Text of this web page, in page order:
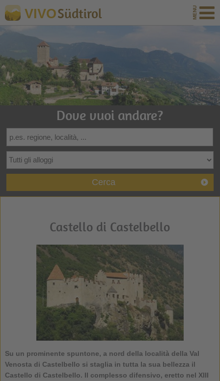
VIVOSüdtirol
Dove vuoi andare?
Cerca
Castello di Castelbello
Su un prominente spuntone, a nord della località della Val
Venosta di Castelbello si staglia in tutta la sua bellezza il
Castello di Castelbello. Il complesso difensivo, eretto nel XIII